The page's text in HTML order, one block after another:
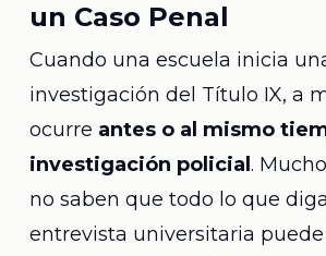
un Caso Penal
Cuando una escuela inicia
investigación del Título IX, a
ocurre antes o al mismo
investigación policial .
no saben que todo lo que
entrevista universitaria